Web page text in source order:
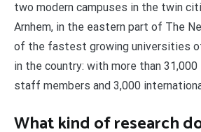
two modern campuses in the twin
Arnhem, in the eastern part of The
of the fastest growing universities
in the country: with more than
staff members and 3,000
What kind of research